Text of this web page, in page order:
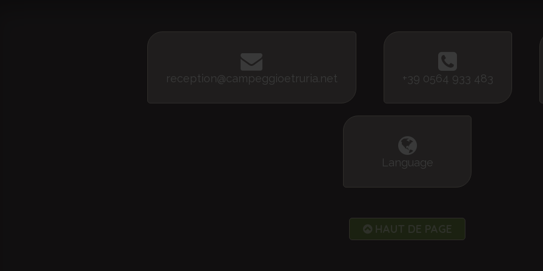
reception@campeggioetruria.net +39 0564 933 483
Language
HAUT DE PAGE